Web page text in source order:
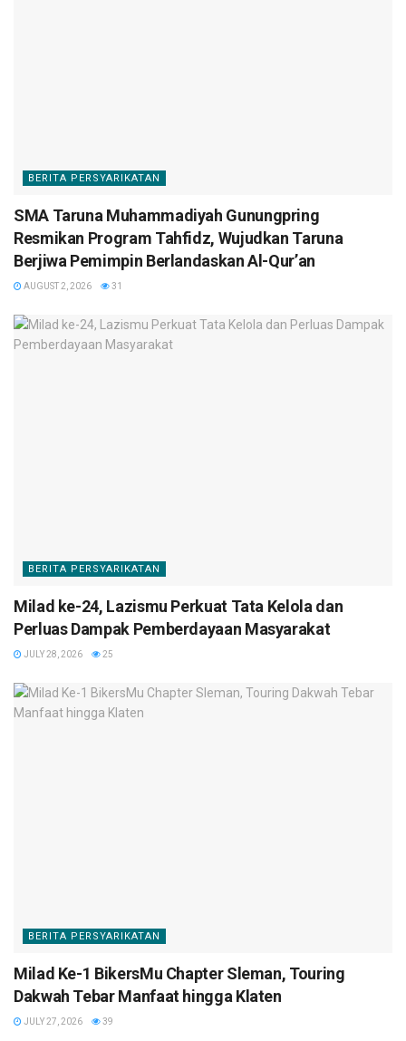
BERITA PERSYARIKATAN
SMA Taruna Muhammadiyah Gunungpring
Resmikan Program Tahfidz, Wujudkan Taruna
Berjiwa Pemimpin Berlandaskan Al-Qur’an
AUGUST 2, 2026 31
BERITA PERSYARIKATAN
Milad ke-24, Lazismu Perkuat Tata Kelola dan
Perluas Dampak Pemberdayaan Masyarakat
JULY 28, 2026 25
BERITA PERSYARIKATAN
Milad Ke-1 BikersMu Chapter Sleman, Touring
Dakwah Tebar Manfaat hingga Klaten
JULY 27, 2026 39